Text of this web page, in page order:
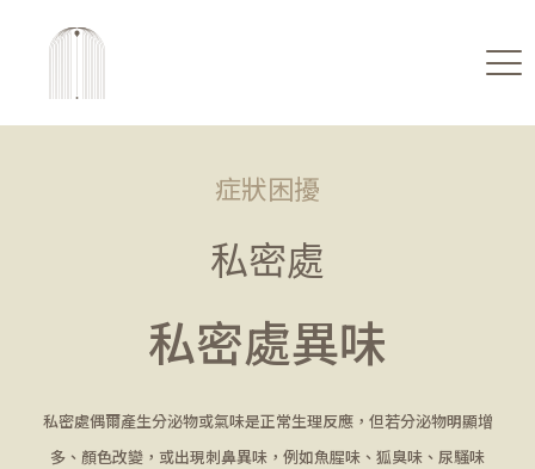
症狀困擾
私密處
私密處異味
私密處偶爾產生分泌物或氣味是正常生理反應，但若分泌物明顯增
多、顏色改變，或出現刺鼻異味，例如魚腥味、狐臭味、尿騷味